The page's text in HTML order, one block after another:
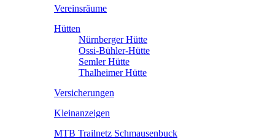
Vereinsräume
Hütten
Nürnberger Hütte
Ossi-Bühler-Hütte
Semler Hütte
Thalheimer Hütte
Versicherungen
Kleinanzeigen
MTB Trailnetz Schmausenbuck